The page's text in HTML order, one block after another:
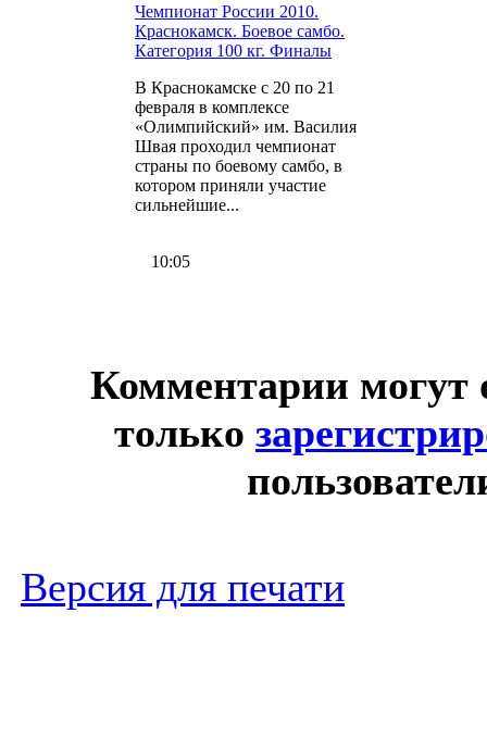
Чемпионат России 2010.
Краснокамск. Боевое самбо.
Категория 100 кг. Финалы
В Краснокамске с 20 по 21
февраля в комплексе
«Олимпийский» им. Василия
Швая проходил чемпионат
страны по боевому самбо, в
котором приняли участие
сильнейшие...
10:05
Комментарии могут
только
Версия для печати